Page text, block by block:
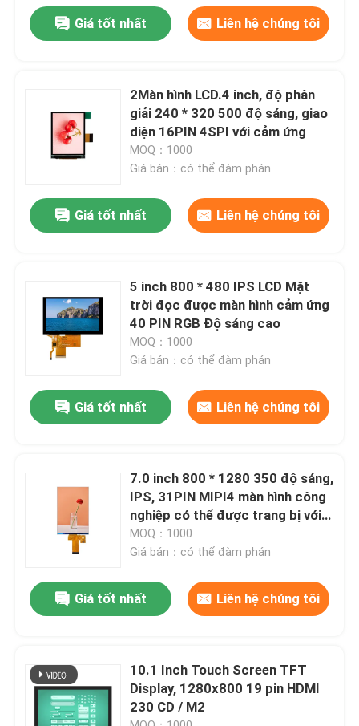
Các sản phẩm
Video
Chương trình VR
Tham quan nhà máy
Liên hệ chúng tôi
Yêu cầu báo giá
Màn hình LCD TFT
Giá tốt nhất Liên hệ chúng tôi
2Màn hình LCD.4 inch, độ phân
giải 240 * 320 500 độ sáng, giao
diện 16PIN 4SPI với cảm ứng
MOQ：1000
Giá bán：có thể đàm phán
Giá tốt nhất Liên hệ chúng tôi
5 inch 800 * 480 IPS LCD Mặt
trời đọc được màn hình cảm ứng
40 PIN RGB Độ sáng cao
MOQ：1000
Giá bán：có thể đàm phán
Giá tốt nhất Liên hệ chúng tôi
7.0 inch 800 * 1280 350 độ sáng,
IPS, 31PIN MIPI4 màn hình công
nghiệp có thể được trang bị với
cảm ứng
MOQ：1000
Giá bán：có thể đàm phán
Giá tốt nhất Liên hệ chúng tôi
10.1 Inch Touch Screen TFT
Display, 1280x800 19 pin HDMI
230 CD / M2